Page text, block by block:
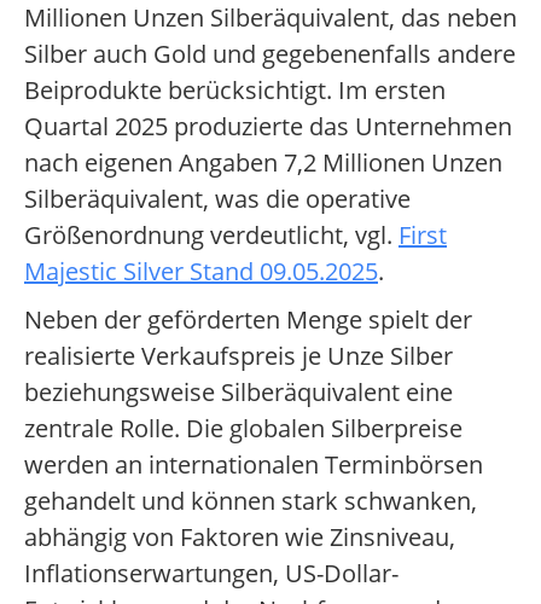
Millionen Unzen Silberäquivalent, das neben
Silber auch Gold und gegebenenfalls andere
Beiprodukte berücksichtigt. Im ersten
Quartal 2025 produzierte das Unternehmen
nach eigenen Angaben 7,2 Millionen Unzen
Silberäquivalent, was die operative
Größenordnung verdeutlicht, vgl. First
Majestic Silver Stand 09.05.2025.
Neben der geförderten Menge spielt der
realisierte Verkaufspreis je Unze Silber
beziehungsweise Silberäquivalent eine
zentrale Rolle. Die globalen Silberpreise
werden an internationalen Terminbörsen
gehandelt und können stark schwanken,
abhängig von Faktoren wie Zinsniveau,
Inflationserwartungen, US-Dollar-